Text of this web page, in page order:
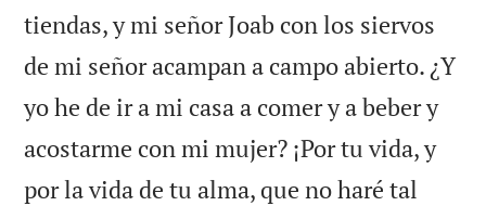
tiendas, y mi señor Joab con los siervos
de mi señor acampan a campo abierto. ¿Y
yo he de ir a mi casa a comer y a beber y
acostarme con mi mujer? ¡Por tu vida, y
por la vida de tu alma, que no haré tal